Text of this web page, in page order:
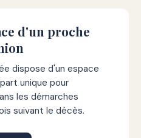
d'un proche
dispose d'un espace
unique pour
les démarches
suivant le décès.